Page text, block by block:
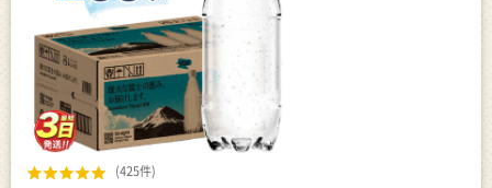
(425件)